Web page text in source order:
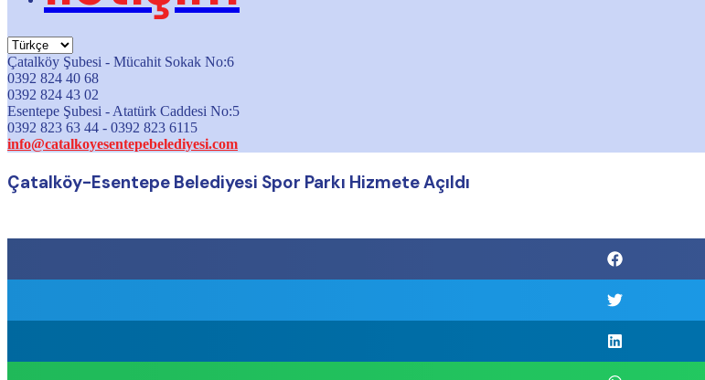
Çatalköy Şubesi - Mücahit Sokak No:6
0392 824 40 68
0392 824 43 02
Esentepe Şubesi - Atatürk Caddesi No:5
0392 823 63 44 - 0392 823 6115
info@catalkoyesentepebelediyesi.com
Çatalköy-Esentepe Belediyesi Spor Parkı Hizmete Açıldı